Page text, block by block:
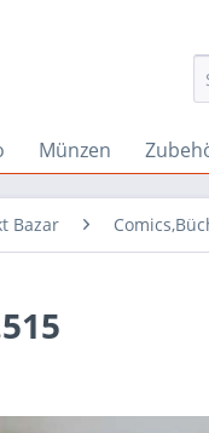
Münzen
Bazar